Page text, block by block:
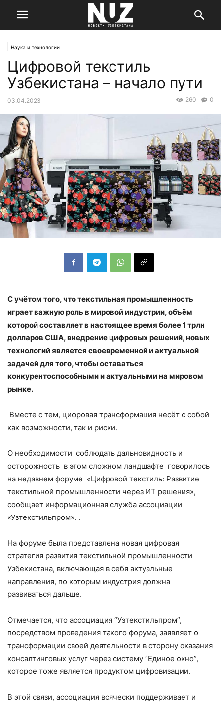
Наука и технологии
Цифровой текстиль
Узбекистана – начало пути
03.04.2023 0
260
С учётом того, что текстильная промышленность
играет важную роль в мировой индустрии, объём
которой составляет в настоящее время более 1 трлн
долларов США, внедрение цифровых решений, новых
технологий является своевременной и актуальной
задачей для того, чтобы оставаться
конкурентоспособными и актуальными на мировом
рынке.
Вместе с тем, цифровая трансформация несёт с собой
как возможности, так и риски.
О необходимости соблюдать дальновидность и
осторожность в этом сложном ландшафте говорилось
на недавнем форуме «Цифровой текстиль: Развитие
текстильной промышленности через ИТ решения»,
сообщает информационная служба ассоциации
«Узтекстильпром». .
На форуме была представлена новая цифровая
стратегия развития текстильной промышленности
Узбекистана, включающая в себя актуальные
направления, по которым индустрия должна
развиваться дальше.
Отмечается, что ассоциация “Узтекстильпром”,
посредством проведения такого форума, заявляет о
трансформации своей деятельности в сторону оказания
консалтинговых услуг через систему “Единое окно”,
которое тоже является продуктом цифровизации.
В этой связи, ассоциация всячески поддерживает и